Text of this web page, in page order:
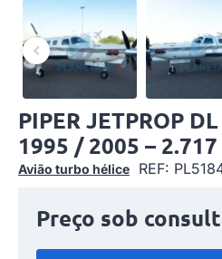
PIPER JETPROP
1995 / 2005 – 2.717
Avião turbo hélice REF:
Preço sob